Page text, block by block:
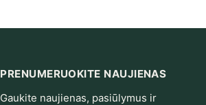
PRENUMERUOKITE NAUJIENAS
Gaukite naujienas, pasiūlymus ir